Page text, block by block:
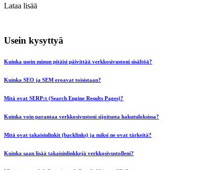
Lataa lisää
Usein kysyttyä
Kuinka usein minun pitäisi päivittää verkkosivustoni sisältöä?
Kuinka SEO ja SEM eroavat toisistaan?
Mitä ovat SERP:t (Search Engine Results Pages)?
Kuinka voin parantaa verkkosivustoni sijoitusta hakutuloksissa?
Mitä ovat takaisinlinkit (backlinks) ja miksi ne ovat tärkeitä?
Kuinka saan lisää takaisinlinkkejä verkkosivustolleni?